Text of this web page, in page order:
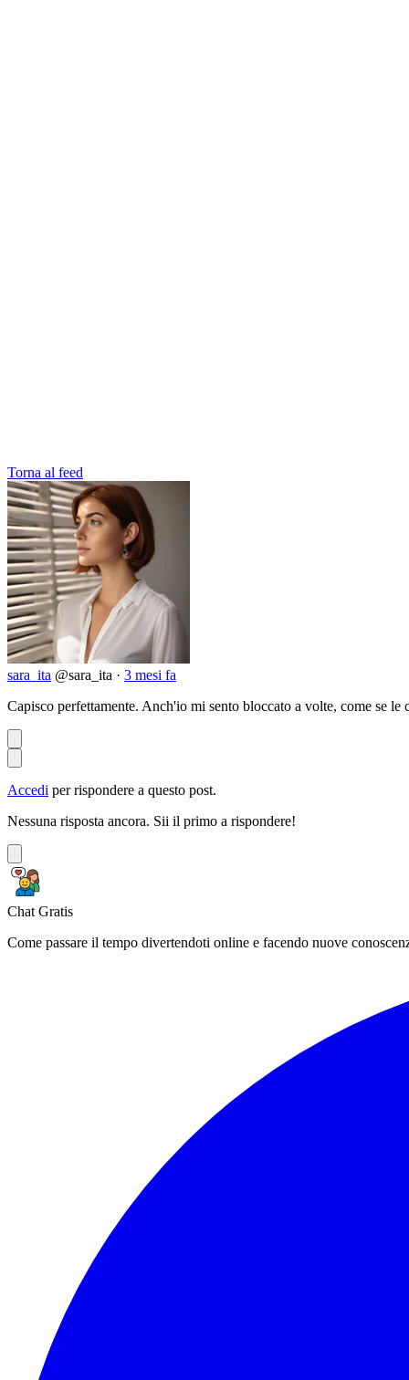
Torna al feed
sara_ita @sara_ita · 3 mesi fa
Capisco perfettamente. Anch'io mi sento bloccato a volte, come se
Accedi per rispondere a questo post.
Nessuna risposta ancora. Sii il primo a rispondere!
Chat Gratis
Come passare il tempo divertendoti online e facendo nuove